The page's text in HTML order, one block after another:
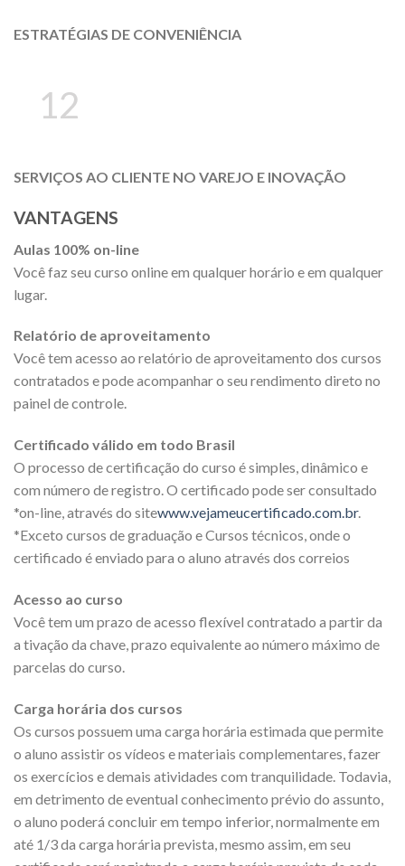
ESTRATÉGIAS DE CONVENIÊNCIA
12
SERVIÇOS AO CLIENTE NO VAREJO E INOVAÇÃO
VANTAGENS
Aulas 100% on-line
Você faz seu curso online em qualquer horário e em qualquer
lugar.
Relatório de aproveitamento
Você tem acesso ao relatório de aproveitamento dos cursos
contratados e pode acompanhar o seu rendimento direto no
painel de controle.
Certificado válido em todo Brasil
O processo de certificação do curso é simples, dinâmico e
com número de registro. O certificado pode ser consultado
*on-line, através do sitewww.vejameucertificado.com.br.
*Exceto cursos de graduação e Cursos técnicos, onde o
certificado é enviado para o aluno através dos correios
Acesso ao curso
Você tem um prazo de acesso flexível contratado a partir da
a tivação da chave, prazo equivalente ao número máximo de
parcelas do curso.
Carga horária dos cursos
Os cursos possuem uma carga horária estimada que permite
o aluno assistir os vídeos e materiais complementares, fazer
os exercícios e demais atividades com tranquilidade. Todavia,
em detrimento de eventual conhecimento prévio do assunto,
o aluno poderá concluir em tempo inferior, normalmente em
até 1/3 da carga horária prevista, mesmo assim, em seu